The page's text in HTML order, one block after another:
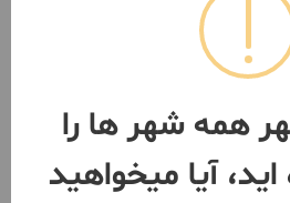
کرج- گلشهر ویلا
مبلغ
توافقی
بیش از 12 ماه پیش 090331***80
همه شهر ها را
آیا میخواهید